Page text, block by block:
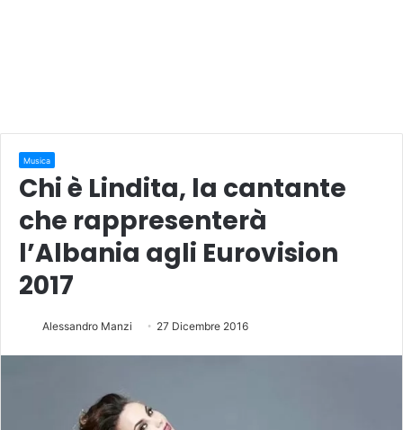
Musica
Chi è Lindita, la cantante
che rappresenterà
l’Albania agli Eurovision
2017
Alessandro Manzi 27 Dicembre 2016